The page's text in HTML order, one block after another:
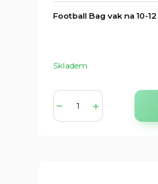
Football Bag vak na 10-
Skladem